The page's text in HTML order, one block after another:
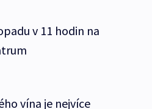
v 11 hodin na
vína je nejvíce